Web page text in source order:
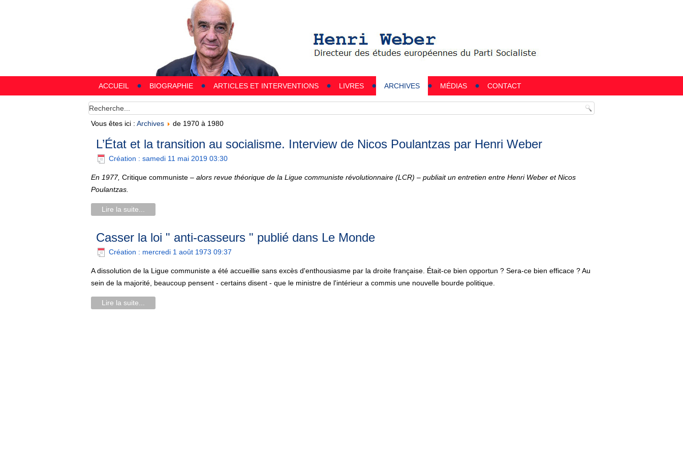
ACCUEIL BIOGRAPHIE ARTICLES ET INTERVENTIONS LIVRES ARCHIVES MÉDIAS CONTACT
Vous êtes ici : Archives de 1970 à 1980
L’État et la transition au socialisme. Interview de Nicos Poulantzas par Henri Weber
Création : samedi 11 mai 2019 03:30
En 1977, Critique communiste – alors revue théorique de la Ligue communiste révolutionnaire (LCR) – publiait un entretien entre Henri Weber et Nicos
Poulantzas.
Lire la suite...
Casser la loi " anti-casseurs " publié dans Le Monde
Création : mercredi 1 août 1973 09:37
A dissolution de la Ligue communiste a été accueillie sans excès d'enthousiasme par la droite française. Était-ce bien opportun ? Sera-ce bien efficace ? Au
sein de la majorité, beaucoup pensent - certains disent - que le ministre de l'intérieur a commis une nouvelle bourde politique.
Lire la suite...